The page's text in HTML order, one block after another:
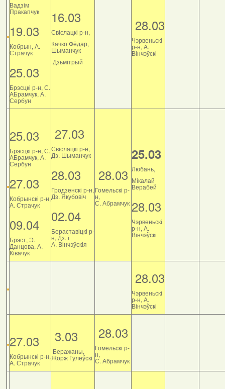
Вадзім
Пракапчук
19.03
Кобрын, А.
Страчук
25.03
Брэсцкі р-н, С.
АБрамчук, А.
Сербун
16.03
Свіслацкі р-н,
Качко Фёдар,
Шыманчук
Дзьмітрый
28.03
Чэрвеньскі
р-н, А.
Вінчэўскі
25.03
Брэсцкі р-н, С.
АБрамчук, А.
Сербун
27.03
Кобрынскі р-н,
А. Страчук
09.04
Брэст, Э.
Данцова, А.
Ківачук
27.03
Свіслацкі р-н,
Дз. Шыманчук
28.03
Гродзенскі р-н,
Дз. Якубовіч
02.04
Бераставіцкі р-
н, Дз. і
А. Вінчэўскія
28.03
Гомельскі р-
н,
С. Абрамчук
25.03
Любань,
Мікалай
Верабей
28.03
Чэрвеньскі
р-н, А.
Вінчэўскі
28.03
Чэрвеньскі
р-н, А.
Вінчэўскі
27.03
Кобрынскі р-н,
А. Страчук
3.03
Беражаны,
Жорж Гулеўскі
28.03
Гомельскі р-
н,
С. Абрамчук